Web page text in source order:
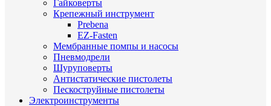
Гайковерты
Крепежный инструмент
Prebena
EZ-Fasten
Мембранные помпы и насосы
Пневмодрели
Шуруповерты
Антистатические пистолеты
Пескоструйные пистолеты
Электроинструменты